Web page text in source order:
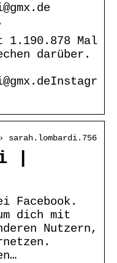
Mal
darüber.
sarah.lombardi.756
|
Facebook.
dich mit
Nutzern,